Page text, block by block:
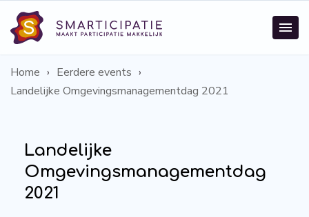
Home
Eerdere events
Landelijke Omgevingsmanagementdag 2021
Landelijke
Omgevingsmanagementdag
2021